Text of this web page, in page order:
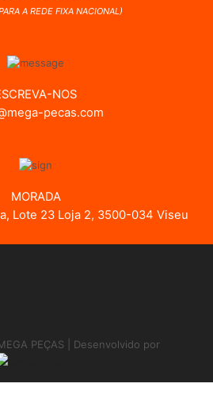
A REDE FIXA NACIONAL)
NOS
pecas.com
MORADA
Lote 23 Loja 2, 3500-034 Viseu
PEÇAS | Desenvolvido por